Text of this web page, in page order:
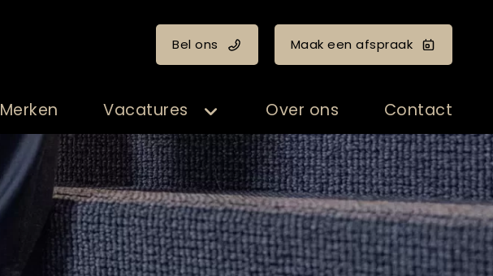
Bel ons Maak een afspraak
Merken Vacatures Over ons Contact